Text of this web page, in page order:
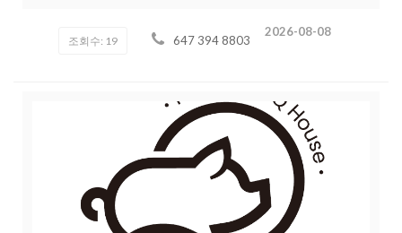
키및 농구시즌 위주이고 5월-8월까지는 콘서트위주입니다.저
희회사는 Bmo Field도 같이 운영하고 있어서 4-9월은 TFC,
로얄아이싱케익 가능하신분 환영), 각종크림, 스펀지굽기, 마
카롱, 구움과자등 경력있으신 풀타임으로 구하고 있으니 많
은 지원 바랍니다.sarahnam3388@gmail.com 이력서는 제 메
일로 보내주세요. (647 394 8803)많은 지원바랍니다.감사합
조회수: 19 647 394 8803
2026-08-08